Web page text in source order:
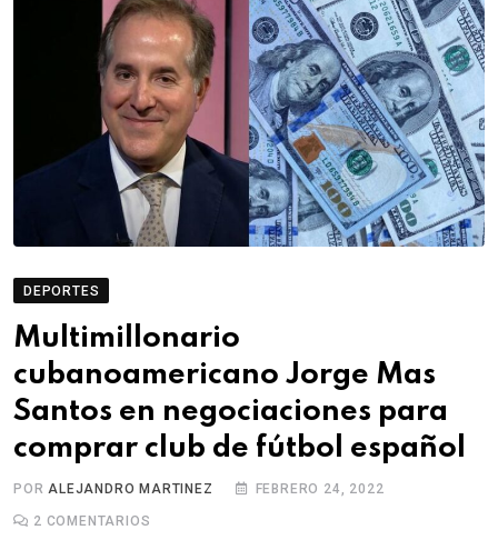
DEPORTES
Multimillonario
cubanoamericano Jorge Mas
Santos en negociaciones para
comprar club de fútbol español
PORALEJANDRO MARTINEZ FEBRERO 24, 2022
2 COMENTARIOS